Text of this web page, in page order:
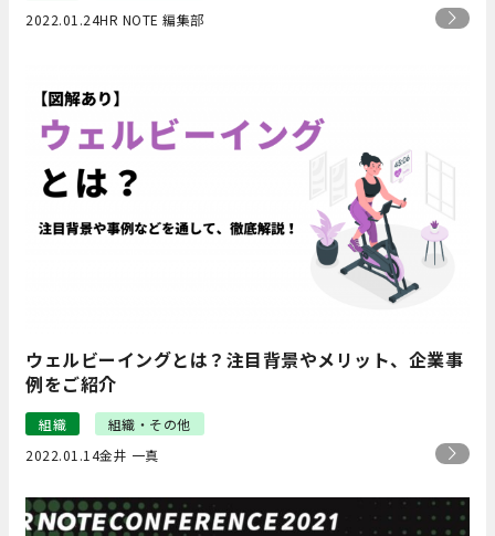
2022.01.24HR NOTE 編集部
ウェルビーイングとは？注目背景やメリット、企業事
例をご紹介
組織
組織・その他
2022.01.14金井 一真